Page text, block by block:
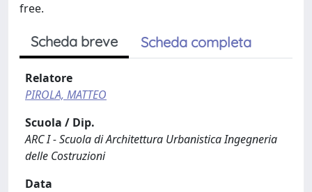
free.
Scheda breve Scheda completa
Relatore
PIROLA, MATTEO
Scuola / Dip.
ARC I - Scuola di Architettura Urbanistica Ingegneria
delle Costruzioni
Data